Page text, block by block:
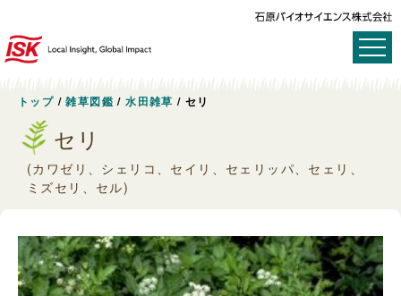
トップ /雑草図鑑 /水田雑草 /セリ
セリ
(カワゼリ、シェリコ、セイリ、セェリッパ、セェリ、
ミズセリ、セル)